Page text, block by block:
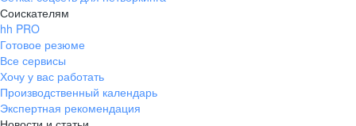
Соискателям
hh PRO
Готовое резюме
Все сервисы
Хочу у вас работать
Производственный календарь
Экспертная рекомендация